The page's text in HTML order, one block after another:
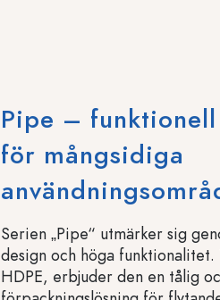
Pipe –
för mångsidiga
Serien „Pipe“ utmärker sig
design och höga
HDPE, erbjuder den en tålig